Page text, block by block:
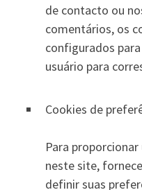
de contacto ou
comentários, os
configurados
usuário para
Cookies de
Para
neste site,
definir suas